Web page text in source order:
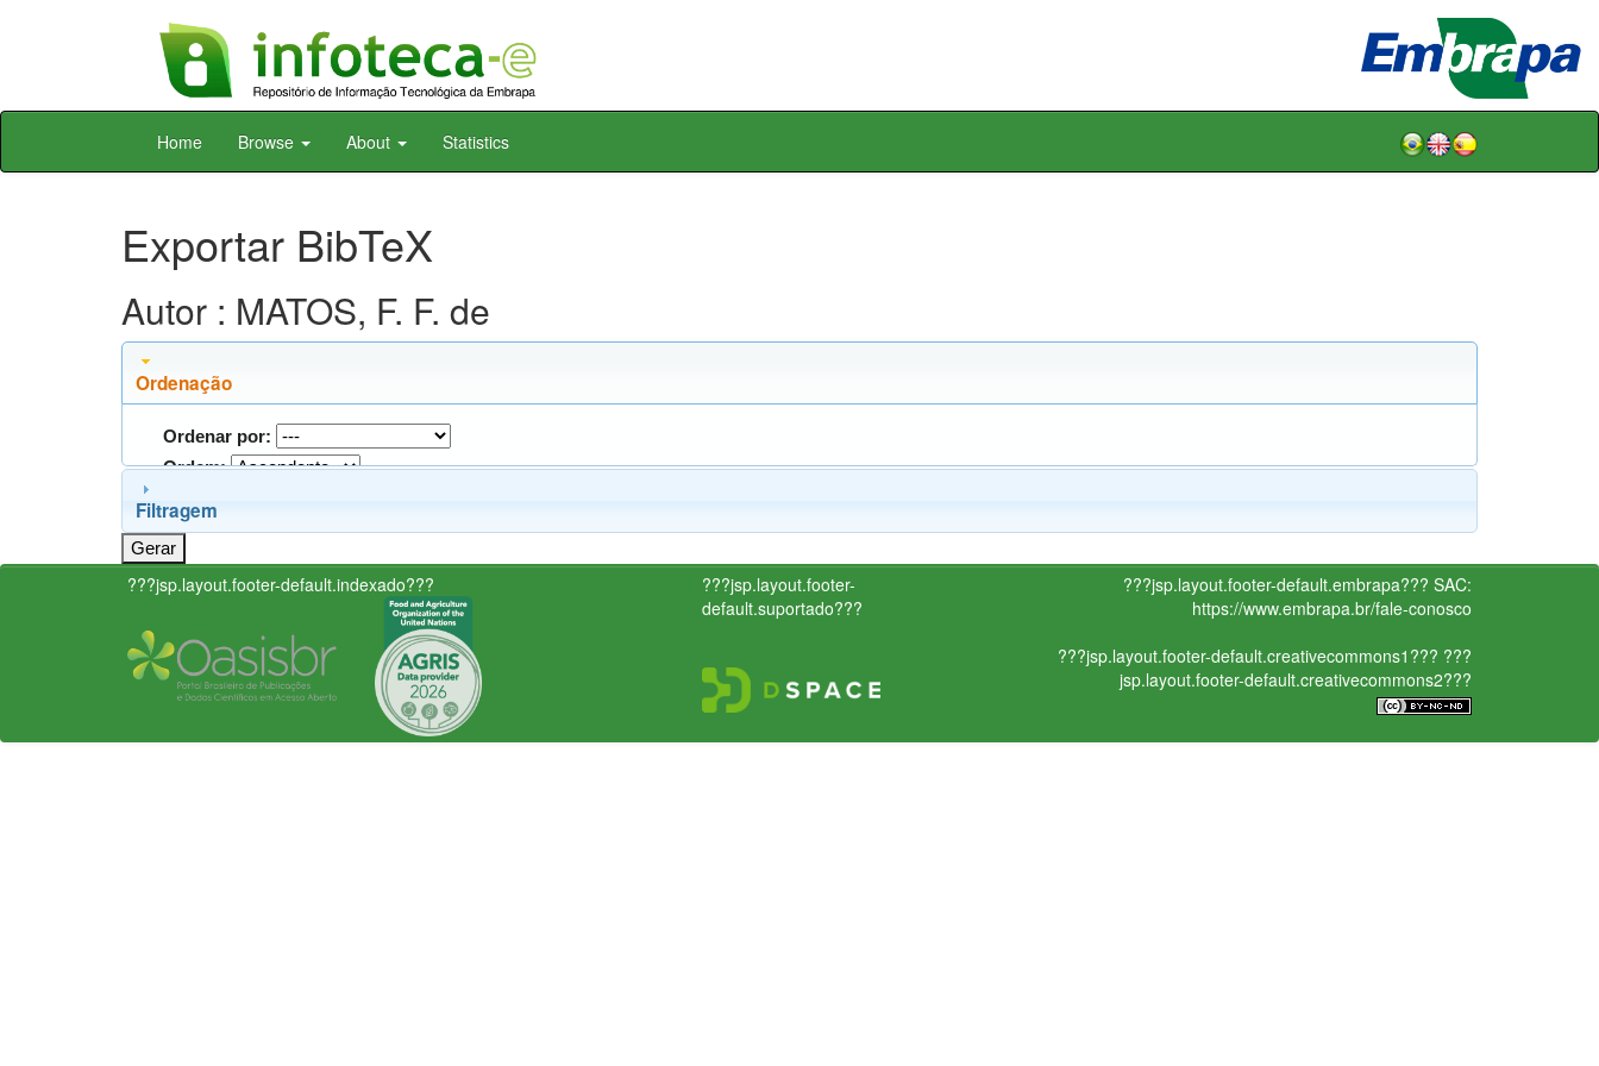
Skip
Home Browse About Statistics
Exportar BibTeX
Autor : MATOS, F. F. de
Ordenação
Ordenar por:
Ordem:
Filtragem
???jsp.layout.footer-default.indexado???
???jsp.layout.footer-
default.suportado???
???jsp.layout.footer-default.embrapa??? SAC:
https://www.embrapa.br/fale-conosco
???jsp.layout.footer-default.creativecommons1??? ???
jsp.layout.footer-default.creativecommons2???